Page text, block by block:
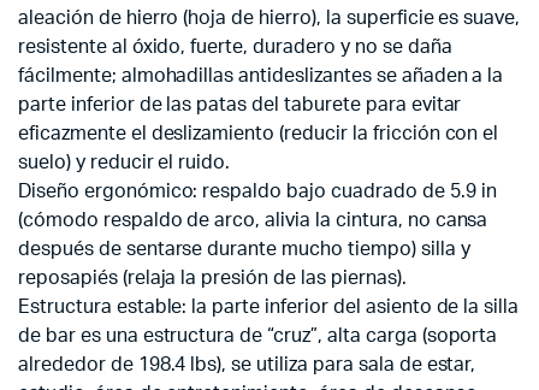
aleación de hierro (hoja de hierro), la superficie es suave,
resistente al óxido, fuerte, duradero y no se daña
fácilmente; almohadillas antideslizantes se añaden a la
parte inferior de las patas del taburete para evitar
eficazmente el deslizamiento (reducir la fricción con el
suelo) y reducir el ruido.
Diseño ergonómico: respaldo bajo cuadrado de 5.9 in
(cómodo respaldo de arco, alivia la cintura, no cansa
después de sentarse durante mucho tiempo) silla y
reposapiés (relaja la presión de las piernas).
Estructura estable: la parte inferior del asiento de la silla
de bar es una estructura de “cruz”, alta carga (soporta
alrededor de 198.4 lbs), se utiliza para sala de estar,